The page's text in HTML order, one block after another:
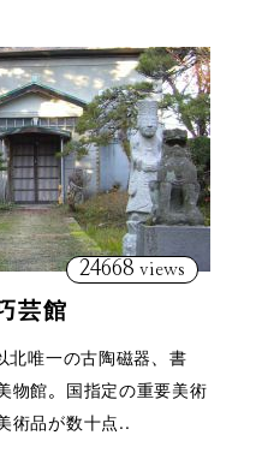
24668 views
芸館
北唯一の古陶磁器、書
物館。国指定の重要美術
術品が数十点..